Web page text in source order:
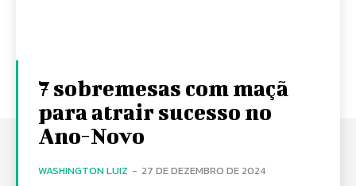
7 sobremesas com maçã
para atrair sucesso no
Ano-Novo
WASHINGTON LUIZ - 27 DE DEZEMBRO DE 2024